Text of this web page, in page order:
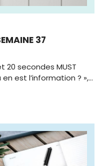
37
20 secondes MUST
en est l’information ? »,…